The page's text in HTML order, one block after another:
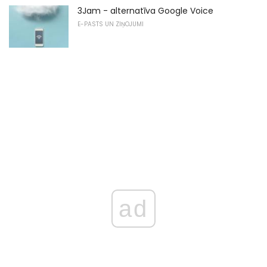
3Jam - alternatīva Google Voice
E-PASTS UN ZIŅOJUMI
ad